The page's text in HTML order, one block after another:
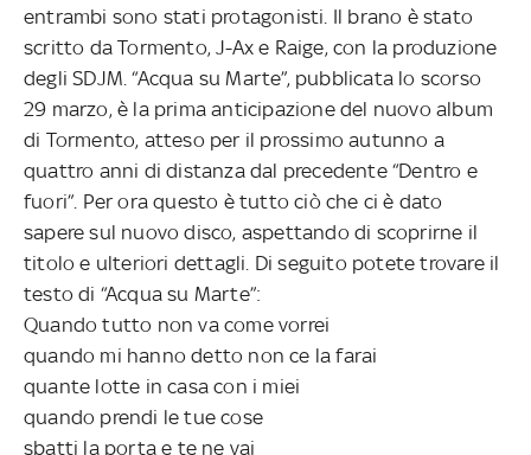
entrambi sono stati protagonisti. Il brano è stato
scritto da Tormento, J-Ax e Raige, con la produzione
degli SDJM. “Acqua su Marte”, pubblicata lo scorso
29 marzo, è la prima anticipazione del nuovo album
di Tormento, atteso per il prossimo autunno a
quattro anni di distanza dal precedente “Dentro e
fuori”. Per ora questo è tutto ciò che ci è dato
sapere sul nuovo disco, aspettando di scoprirne il
titolo e ulteriori dettagli. Di seguito potete trovare il
testo di “Acqua su Marte”:
Quando tutto non va come vorrei
quando mi hanno detto non ce la farai
quante lotte in casa con i miei
quando prendi le tue cose
sbatti la porta e te ne vai